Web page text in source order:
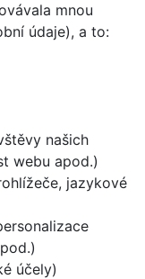
mnou
údaje), a to:
našich
webu apod.)
jazykové
účely)